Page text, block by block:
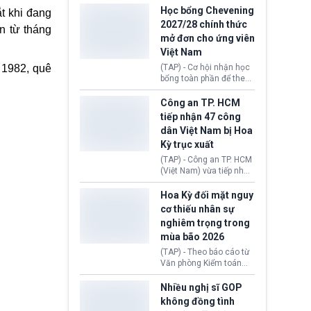
khi đang
từ tháng
quê
thi Thỏa thuận Rút khỏi
Liên minh châu Âu
(Withdrawal
Agreement).
Iran nhằm mở lại eo biển
Hormuz, mở đường cho
việc khôi phục hoạt
động hàng hải. Những
tín hiệu ngoại giao tích
cực này lập tức tác động
đến thị trường năng
lượng, kéo giá dầu thế
giới lùi sâu xuống dưới
mức 80 USD/thùng.
Học bổng Chevening
2027/28 chính thức
mở đơn cho ứng viên
Việt Nam
(TAP) - Cơ hội nhận học
bổng toàn phần để theo
học chương trình thạc sĩ
tại Vương quốc Anh đã
chính thức quay trở lại.
Học bổng Chevening
2027/28 của Chính phủ
Anh vừa mở cổng ứng
tuyển dành riêng ứng
viên Việt Nam, hỗ trợ
toàn bộ chi phí học tập
cùng nhiều quyền lợi
trong suốt một năm
học.
Công an TP. HCM
tiếp nhận 47 công
dân Việt Nam bị Hoa
Kỳ trục xuất
(TAP) - Công an TP. HCM
(Việt Nam) vừa tiếp nhận
47 công dân Việt Nam bị
Hoa Kỳ trục xuất về
nước. Đây là đợt có số
lượng lớn nhất từ đầu
năm 2026 đến nay, phản
ánh xu hướng gia tăng
các trường hợp trục
xuất.
Hoa Kỳ đối mặt nguy
cơ thiếu nhân sự
nghiêm trọng trong
mùa bão 2026
(TAP) - Theo báo cáo từ
Văn phòng Kiểm toán
Chính phủ (GAO), Cơ
quan Quản lý Khẩn cấp
Liên bang (FEMA) thuộc
Bộ An ninh Nội địa Hoa
Nhiều nghị sĩ GOP
không đồng tình